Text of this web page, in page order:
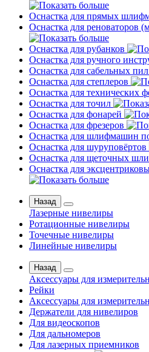
Оснастка для прямых
Оснастка для реноваторов
Оснастка для рубанков
Оснастка для ручного
Оснастка для сабельных пил
Оснастка для степлеров
Оснастка для технических
Оснастка для точил
Оснастка для фонарей
Оснастка для фрезеров
Оснастка для шлифмашин
Оснастка для шуруповёртов
Оснастка для щеточных
Оснастка для
Назад
Лазерные нивелиры
Ротационные нивелиры
Точечные нивелиры
Линейные нивелиры
Назад
Аксессуары для
Рейки
Аксессуары для
Держатели для нивелиров
Для видеоскопов
Для дальномеров
Для лазерных приемников